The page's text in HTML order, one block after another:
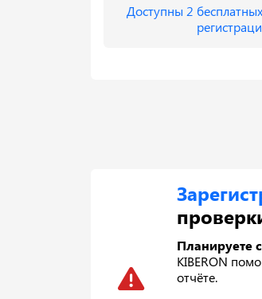
Доступны 2
Планируете
KIBERON
отчёте.